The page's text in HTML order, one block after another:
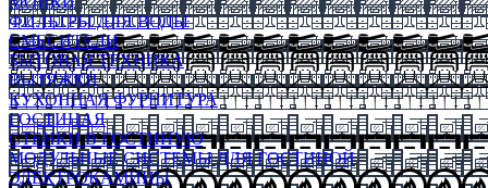
ФИЛЬТРЫ ДЛЯ ВОДЫ
СМЕСИТЕЛИ
БЫТОВАЯ ТЕХНИКА
ВЫТЯЖКИ
КУХОННАЯ ФУРНИТУРА
ГОСТИНАЯ
СТЕНКИ В ГОСТИНУЮ
МОДУЛЬНЫЕ СИСТЕМЫ ДЛЯ ГОСТИНОЙ
ЭЛЕКТРОКАМИНЫ